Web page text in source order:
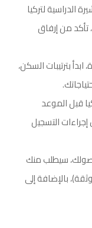
الدراسية لتركيا
تأكد من إرفاق
بترتيبات السكن،
قبل الموعد
التسجيل
سيطلب منك
بالإضافة إلى